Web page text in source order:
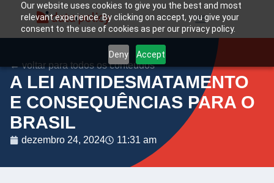
Our website uses cookies to give you the best and most
relevant experience. By clicking on accept, you give your
consent to the use of cookies as per our privacy policy.
Deny Accept
← voltar para todos os conteúdos
A LEI ANTIDESMATAMENTO
E CONSEQUÊNCIAS PARA O
BRASIL
dezembro 24, 2024 11:31 am